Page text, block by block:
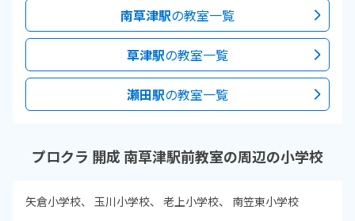
南草津駅の教室一覧
草津駅の教室一覧
瀬田駅の教室一覧
プロクラ 開成 南草津駅前教室の周辺の小学校
矢倉小学校 玉川小学校 老上小学校 南笠東小学校